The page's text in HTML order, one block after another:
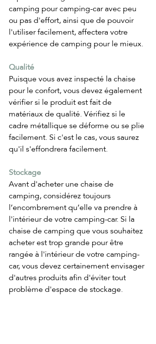
camping pour camping-car avec peu
ou pas d'effort, ainsi que de pouvoir
l'utiliser facilement, affectera votre
expérience de camping pour le mieux.
Qualité
Puisque vous avez inspecté la chaise
pour le confort, vous devez également
vérifier si le produit est fait de
matériaux de qualité. Vérifiez si le
cadre métallique se déforme ou se plie
facilement. Si c'est le cas, vous saurez
qu'il s'effondrera facilement.
Stockage
Avant d'acheter une chaise de
camping, considérez toujours
l’encombrement qu’elle va prendre à
l'intérieur de votre camping-car. Si la
chaise de camping que vous souhaitez
acheter est trop grande pour être
rangée à l'intérieur de votre camping-
car, vous devez certainement envisager
d'autres produits afin d'éviter tout
problème d'espace de stockage.